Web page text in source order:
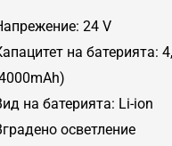
24 V
на батерията:
на батерията: Li-ion
осветление